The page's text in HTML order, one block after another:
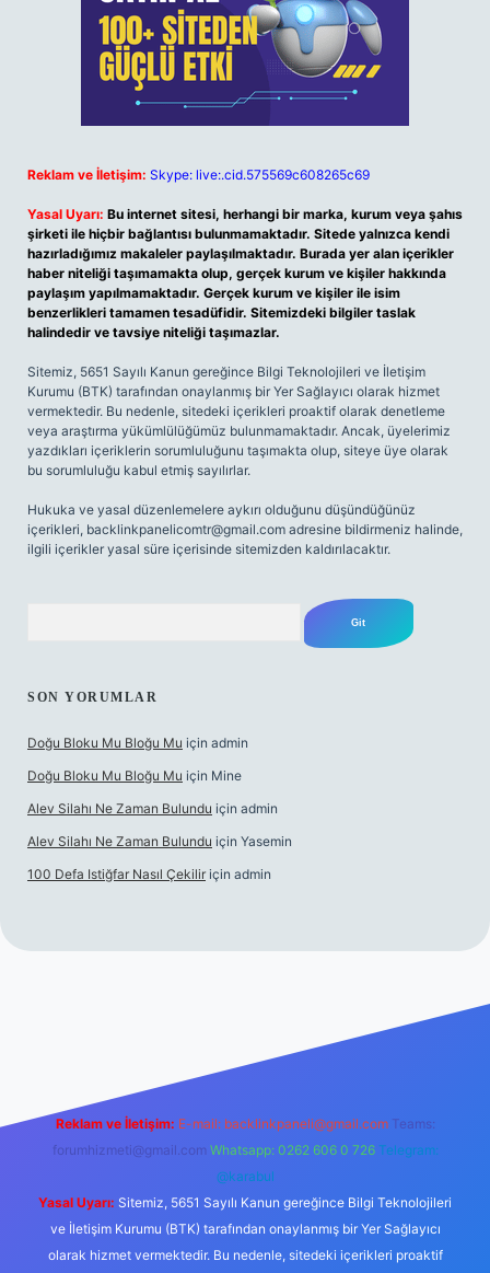
Reklam ve İletişim: Skype: live:.cid.575569c608265c69
Yasal Uyarı: Bu internet sitesi, herhangi bir marka, kurum veya şahıs
şirketi ile hiçbir bağlantısı bulunmamaktadır. Sitede yalnızca kendi
hazırladığımız makaleler paylaşılmaktadır. Burada yer alan içerikler
haber niteliği taşımamakta olup, gerçek kurum ve kişiler hakkında
paylaşım yapılmamaktadır. Gerçek kurum ve kişiler ile isim
benzerlikleri tamamen tesadüfidir. Sitemizdeki bilgiler taslak
halindedir ve tavsiye niteliği taşımazlar.
Sitemiz, 5651 Sayılı Kanun gereğince Bilgi Teknolojileri ve İletişim
Kurumu (BTK) tarafından onaylanmış bir Yer Sağlayıcı olarak hizmet
vermektedir. Bu nedenle, sitedeki içerikleri proaktif olarak denetleme
veya araştırma yükümlülüğümüz bulunmamaktadır. Ancak, üyelerimiz
yazdıkları içeriklerin sorumluluğunu taşımakta olup, siteye üye olarak
bu sorumluluğu kabul etmiş sayılırlar.
Hukuka ve yasal düzenlemelere aykırı olduğunu düşündüğünüz
içerikleri, backlinkpanelicomtr@gmail.com adresine bildirmeniz halinde,
ilgili içerikler yasal süre içerisinde sitemizden kaldırılacaktır.
SON YORUMLAR
Doğu Bloku Mu Bloğu Mu için admin
Doğu Bloku Mu Bloğu Mu için Mine
Alev Silahı Ne Zaman Bulundu için admin
Alev Silahı Ne Zaman Bulundu için Yasemin
100 Defa Istiğfar Nasıl Çekilir için admin
Reklam ve İletişim: E-mail: backlinkpaneli@gmail.com Teams:
forumhizmeti@gmail.com Whatsapp: 0262 606 0 726 Telegram:
@karabul
Yasal Uyarı: Sitemiz, 5651 Sayılı Kanun gereğince Bilgi Teknolojileri
ve İletişim Kurumu (BTK) tarafından onaylanmış bir Yer Sağlayıcı
olarak hizmet vermektedir. Bu nedenle, sitedeki içerikleri proaktif